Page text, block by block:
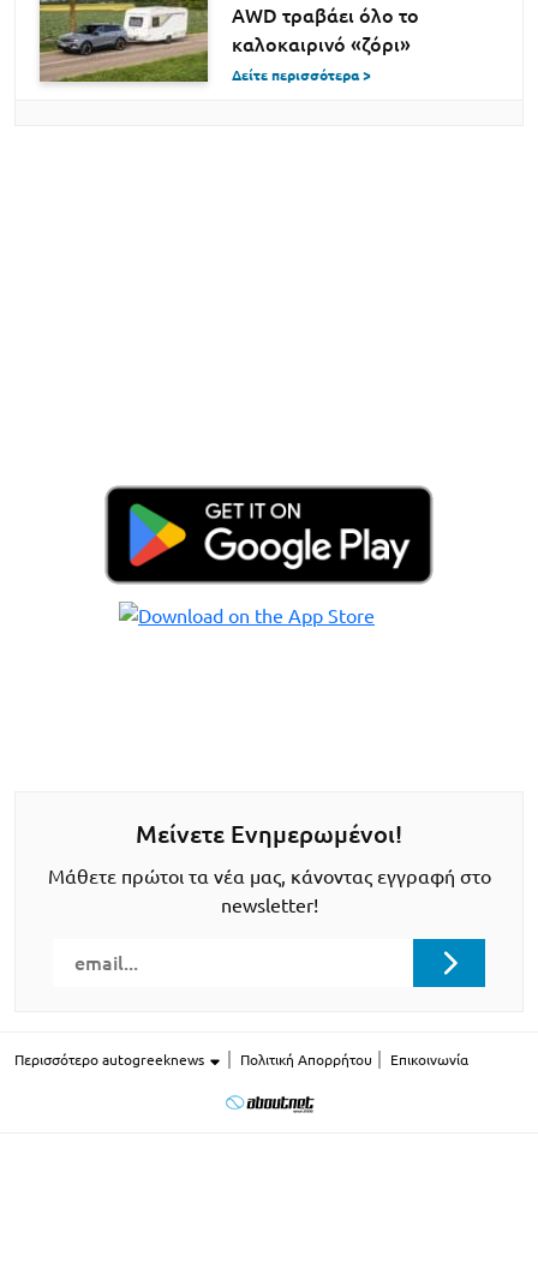
AWD τραβάει όλο το
καλοκαιρινό «ζόρι»
Δείτε περισσότερα >
Μείνετε Ενημερωμένοι!
Μάθετε πρώτοι τα νέα μας, κάνοντας εγγραφή στο
newsletter!
Περισσότερο autogreeknews Πολιτική Απορρήτου Επικοινωνία